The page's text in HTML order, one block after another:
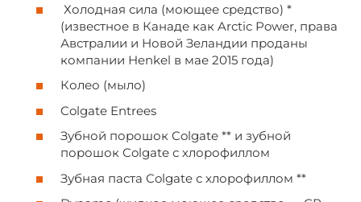
Холодная сила (моющее средство) *
(известное в Канаде как Arctic Power, права
Австралии и Новой Зеландии проданы
компании Henkel в мае 2015 года)
Колео (мыло)
Colgate Entrees
Зубной порошок Colgate ** и зубной
порошок Colgate с хлорофиллом
Зубная паста Colgate с хлорофиллом **